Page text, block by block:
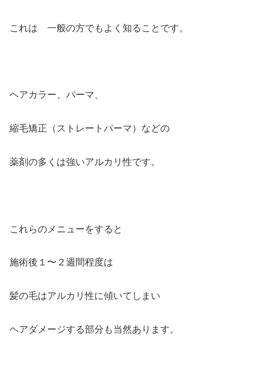
これは 一般の方でもよく知ることです。
ヘアカラー、パーマ、
縮毛矯正（ストレートパーマ）などの
薬剤の多くは強いアルカリ性です。
これらのメニューをすると
施術後１〜２週間程度は
髪の毛はアルカリ性に傾いてしまい
ヘアダメージする部分も当然あります。